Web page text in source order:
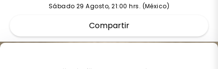
Sábado 29 Agosto, 21:00 hrs. (México)
Compartir